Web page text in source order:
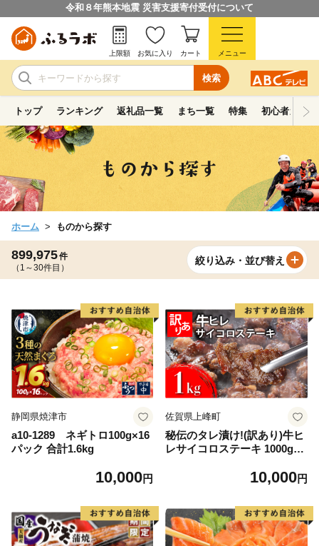
令和８年熊本地震 災害支援寄付受付について
検索
上限額 お気に入り カート メニュー
トップ ランキング 返礼品一覧 まち一覧 特集 初心者ガイド
ホーム ものから探す
899,975件
（1～30件目）
絞り込み・並び替え
静岡県焼津市
a10-1289 ネギトロ100g×16
パック 合計1.6kg
10,000円
佐賀県上峰町
秘伝のタレ漬け!(訳あり)牛ヒ
レサイコロステーキ 1000g
10,000円